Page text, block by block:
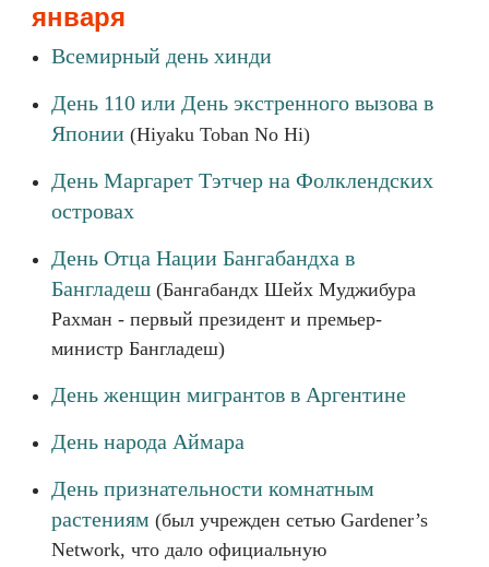
января
Всемирный день хинди
День 110 или День экстренного вызова в
Японии (Hiyaku Toban No Hi)
День Маргарет Тэтчер на Фолклендских
островах
День Отца Нации Бангабандха в
Бангладеш (Бангабандх Шейх Муджибура
Рахман - первый президент и премьер-
министр Бангладеш)
День женщин мигрантов в Аргентине
День народа Аймара
День признательности комнатным
растениям (был учрежден сетью Gardener’s
Network, что дало официальную